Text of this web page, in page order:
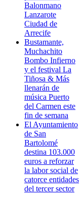
Balonmano
Lanzarote
Ciudad de
Arrecife
Bustamante,
Muchachito
Bombo Infierno
y el festival La
Tiñosa & Más
llenarán de
música Puerto
del Carmen este
fin de semana
El Ayuntamiento
de San
Bartolomé
destina 103.000
euros a reforzar
la labor social de
catorce entidades
del tercer sector